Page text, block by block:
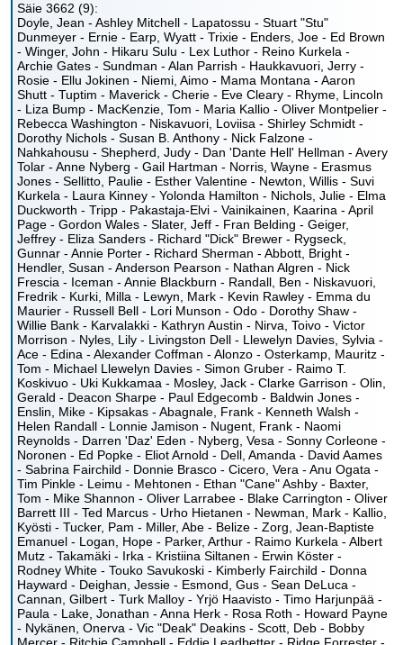
Säie 3662 (9):
Doyle, Jean - Ashley Mitchell - Lapatossu - Stuart "Stu"
Dunmeyer - Ernie - Earp, Wyatt - Trixie - Enders, Joe - Ed Brown
- Winger, John - Hikaru Sulu - Lex Luthor - Reino Kurkela -
Archie Gates - Sundman - Alan Parrish - Haukkavuori, Jerry -
Rosie - Ellu Jokinen - Niemi, Aimo - Mama Montana - Aaron
Shutt - Tuptim - Maverick - Cherie - Eve Cleary - Rhyme, Lincoln
- Liza Bump - MacKenzie, Tom - Maria Kallio - Oliver Montpelier -
Rebecca Washington - Niskavuori, Loviisa - Shirley Schmidt -
Dorothy Nichols - Susan B. Anthony - Nick Falzone -
Nahkahousu - Shepherd, Judy - Dan 'Dante Hell' Hellman - Avery
Tolar - Anne Nyberg - Gail Hartman - Norris, Wayne - Erasmus
Jones - Sellitto, Paulie - Esther Valentine - Newton, Willis - Suvi
Kurkela - Laura Kinney - Yolonda Hamilton - Nichols, Julie - Elma
Duckworth - Tripp - Pakastaja-Elvi - Vainikainen, Kaarina - April
Page - Gordon Wales - Slater, Jeff - Fran Belding - Geiger,
Jeffrey - Eliza Sanders - Richard "Dick" Brewer - Rygseck,
Gunnar - Annie Porter - Richard Sherman - Abbott, Bright -
Hendler, Susan - Anderson Pearson - Nathan Algren - Nick
Frescia - Iceman - Annie Blackburn - Randall, Ben - Niskavuori,
Fredrik - Kurki, Milla - Lewyn, Mark - Kevin Rawley - Emma du
Maurier - Russell Bell - Lori Munson - Odo - Dorothy Shaw -
Willie Bank - Karvalakki - Kathryn Austin - Nirva, Toivo - Victor
Morrison - Nyles, Lily - Livingston Dell - Llewelyn Davies, Sylvia -
Ace - Edina - Alexander Coffman - Alonzo - Osterkamp, Mauritz -
Tom - Michael Llewelyn Davies - Simon Gruber - Raimo T.
Koskivuo - Uki Kukkamaa - Mosley, Jack - Clarke Garrison - Olin,
Gerald - Deacon Sharpe - Paul Edgecomb - Baldwin Jones -
Enslin, Mike - Kipsakas - Abagnale, Frank - Kenneth Walsh -
Helen Randall - Lonnie Jamison - Nugent, Frank - Naomi
Reynolds - Darren 'Daz' Eden - Nyberg, Vesa - Sonny Corleone -
Noronen - Ed Popke - Eliot Arnold - Dell, Amanda - David Aames
- Sabrina Fairchild - Donnie Brasco - Cicero, Vera - Anu Ogata -
Tim Pinkle - Leimu - Mehtonen - Ethan "Cane" Ashby - Baxter,
Tom - Mike Shannon - Oliver Larrabee - Blake Carrington - Oliver
Barrett III - Ted Marcus - Urho Hietanen - Newman, Mark - Kallio,
Kyösti - Tucker, Pam - Miller, Abe - Belize - Zorg, Jean-Baptiste
Emanuel - Logan, Hope - Parker, Arthur - Raimo Kurkela - Albert
Mutz - Takamäki - Irka - Kristiina Siltanen - Erwin Köster -
Rodney White - Touko Savukoski - Kimberly Fairchild - Donna
Hayward - Deighan, Jessie - Esmond, Gus - Sean DeLuca -
Cannan, Gilbert - Turk Malloy - Yrjö Haavisto - Timo Harjunpää -
Paula - Lake, Jonathan - Anna Herk - Rosa Roth - Howard Payne
- Nykänen, Onerva - Vic "Deak" Deakins - Scott, Deb - Bobby